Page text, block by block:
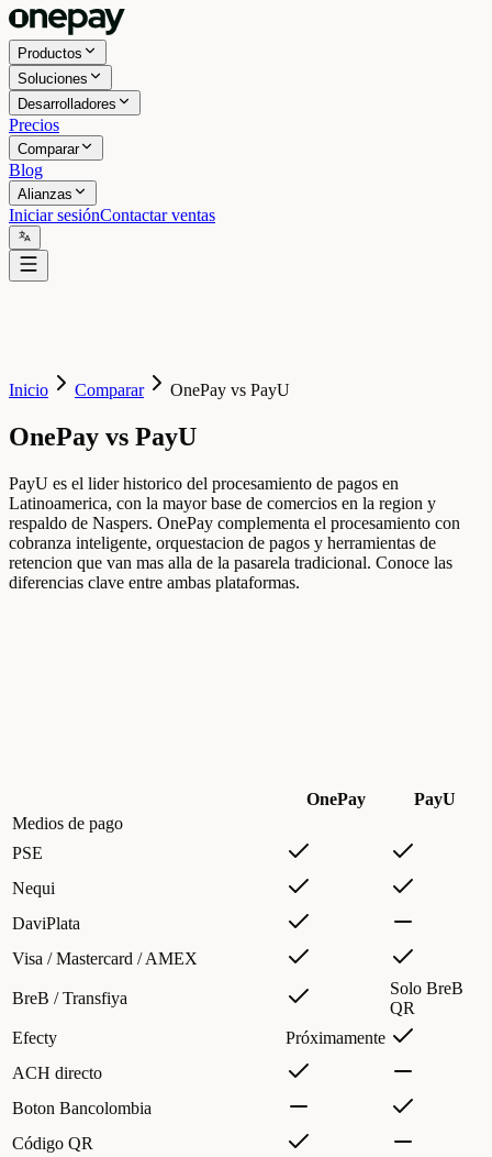
Productos
Soluciones
Desarrolladores
Precios
Comparar
Blog
Alianzas
Iniciar sesiónContactar ventas
Inicio Comparar OnePay vs PayU
OnePay vs PayU
PayU es el lider historico del procesamiento de pagos en
Latinoamerica, con la mayor base de comercios en la region y
respaldo de Naspers. OnePay complementa el procesamiento con
cobranza inteligente, orquestacion de pagos y herramientas de
retencion que van mas alla de la pasarela tradicional. Conoce las
diferencias clave entre ambas plataformas.
OnePay
PayU
Medios de pago
PSE
Nequi
DaviPlata
Visa / Mastercard / AMEX
BreB / Transfiya
Solo BreB
QR
Efecty
Próximamente
ACH directo
Boton Bancolombia
Código QR